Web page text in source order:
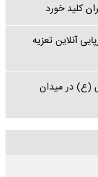
کلید خورد
آنلاین تعزیه
(ع) در میدان